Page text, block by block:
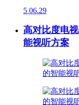
5 06.29
高对比度电
能视听方案